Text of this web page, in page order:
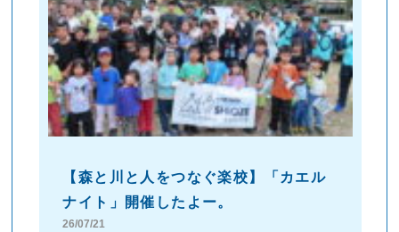
【森と川と人をつなぐ楽校】「カエル
ナイト」開催したよー。
26/07/21